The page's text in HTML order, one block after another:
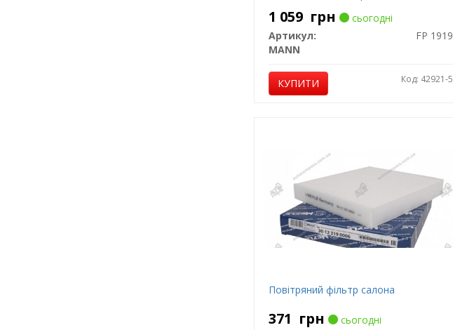
1 059 грн
сьогодні
Артикул:
FP 1919
MANN
КУПИТИ Код: 42921-5
Повітряний фільтр салона
371 грн
сьогодні